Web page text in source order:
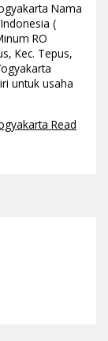
Nama
(
RO
Kec. Tepus,
untuk usaha
Read